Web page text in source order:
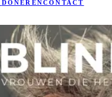
DONERENCONTACT